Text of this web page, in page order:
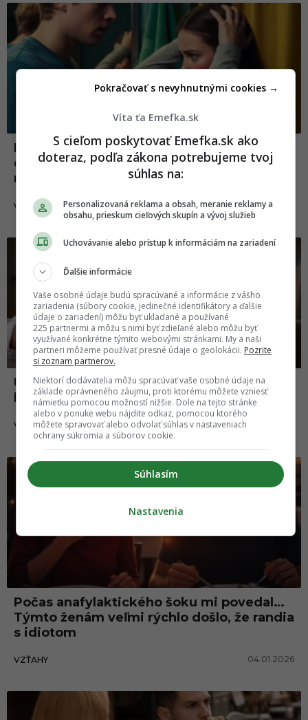
Priznala sa, že ju holí jej mama. Muži sa
delia o príhody so ženami, ktoré by radšej
nestretli
VZŤAHY 17.01.2026
Učiteľ či kuchár. S ľuďmi z týchto profesií
by si randiť nemal, je to vraj čisté peklo
VZŤAHY
Počas anafylaktického šoku mi povedal…
Týmto ženám veľmi rýchlo došlo, že randia
s idiotom
VZŤAHY 04.01.2026
Víta ťa Emefka.sk
S cieľom poskytovať Emefka.sk ako
doteraz, podľa zákona potrebujeme tvoj
súhlas na:
Personalizovaná reklama a obsah, meranie reklamy a
obsahu, prieskum cieľových skupín a vývoj služieb
Uchovávanie alebo prístup k informáciám na zariadení
Ďalšie informácie
Vaše osobné údaje budú spracúvané a informácie z vášho
zariadenia (súbory cookie, jedinečné identifikátory a ďalšie
údaje o zariadení) môžu byť ukladané a používané
225 partnermi a môžu s nimi byť zdieľané alebo môžu byť
využívané konkrétne týmito webovými stránkami. My a naši
partneri môžeme používať presné údaje o geolokácii. Pozrite
si zoznam partnerov.
Niektorí dodávatelia môžu spracúvať vaše osobné údaje na
základe oprávneného záujmu, proti ktorému môžete vzniesť
námietku pomocou možností nižšie. Dole na tejto stránke
alebo v ponuke webu nájdite odkaz, pomocou ktorého
môžete spravovať alebo odvolať súhlas v nastaveniach
ochrany súkromia a súborov cookie.
Súhlasím
Pokračovať s nevyhnutnými cookies →
Nastavenia